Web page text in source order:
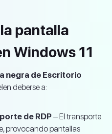
pantalla
Windows 11
negra de Escritorio
deberse a:
de RDP – El transporte
provocando pantallas